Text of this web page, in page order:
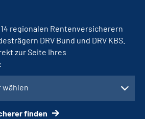
regionalen Rentenversicherern
DRV Bund und DRV KBS.
zur Seite Ihres
wählen
finden